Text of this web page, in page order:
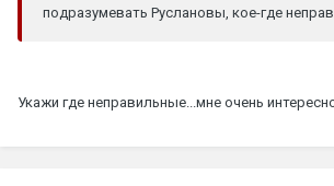
подразумевать Руслановы, кое-где
Укажи где неправильные...мне очень